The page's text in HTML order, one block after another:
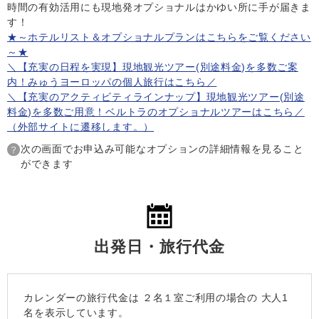
時間の有効活用にも現地発オプショナルはかゆい所に手が届きま
す！
★～ホテルリスト＆オプショナルプランはこちらをご覧ください
～★
＼【充実の日程を実現】現地観光ツアー(別途料金)を多数ご案
内！みゅうヨーロッパの個人旅行はこちら／
＼【充実のアクティビティラインナップ】現地観光ツアー(別途
料金)を多数ご用意！ベルトラのオプショナルツアーはこちら／
（外部サイトに遷移します。）
次の画面でお申込み可能なオプションの詳細情報を見ること
ができます
出発日・旅行代金
カレンダーの旅行代金は ２名１室 ご利用の場合の 大人1
名を表示しています。